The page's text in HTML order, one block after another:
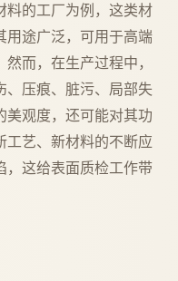
料的工厂为例，这类材
用途广泛，可用于高端
而，在生产过程中，
、压痕、脏污、局部失
美观度，还可能对其功
工艺、新材料的不断应
，这给表面质检工作带